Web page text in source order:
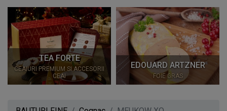
TEA FORTE
CEAIURI PREMIUM SI ACCESORII
CEAI
EDOUARD ARTZNER
FOIE GRAS